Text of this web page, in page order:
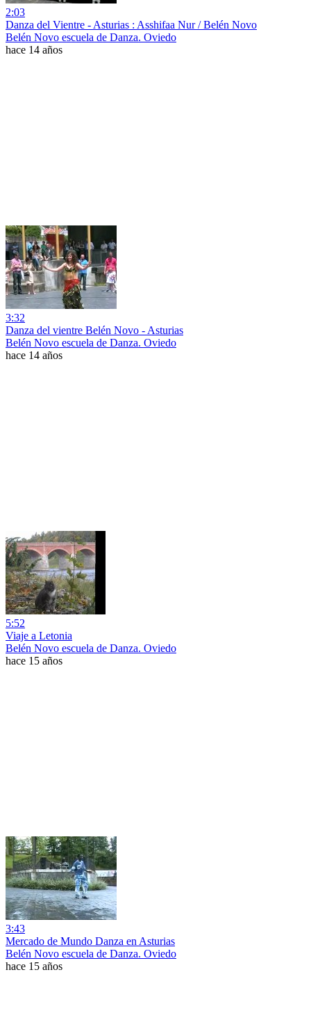
2:03
Danza del Vientre - Asturias : Asshifaa Nur / Belén Novo
Belén Novo escuela de Danza. Oviedo
hace 14 años
3:32
Danza del vientre Belén Novo - Asturias
Belén Novo escuela de Danza. Oviedo
hace 14 años
5:52
Viaje a Letonia
Belén Novo escuela de Danza. Oviedo
hace 15 años
3:43
Mercado de Mundo Danza en Asturias
Belén Novo escuela de Danza. Oviedo
hace 15 años